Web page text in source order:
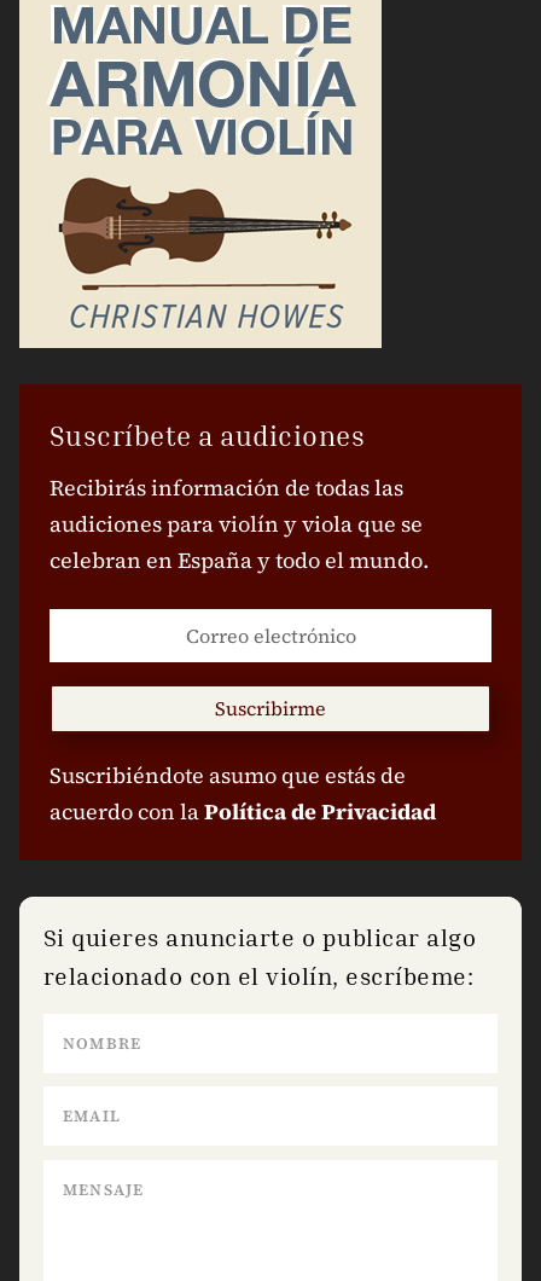
Suscríbete a audiciones
Recibirás información de todas las
audiciones para violín y viola que se
celebran en España y todo el mundo.
Suscribirme
Suscribiéndote asumo que estás de
acuerdo con laPolítica de Privacidad
Si quieres anunciarte o publicar algo
relacionado con el violín, escríbeme: